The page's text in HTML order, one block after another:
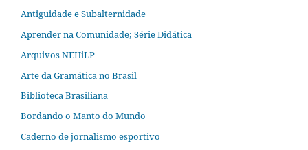
Antiguidade e Subalternidade
Aprender na Comunidade; Série Didática
Arquivos NEHiLP
Arte da Gramática no Brasil
Biblioteca Brasiliana
Bordando o Manto do Mundo
Caderno de jornalismo esportivo